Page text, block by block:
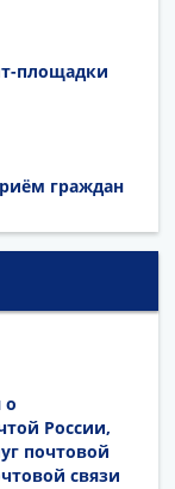
площадки
граждан
о
России,
почтовой
связи